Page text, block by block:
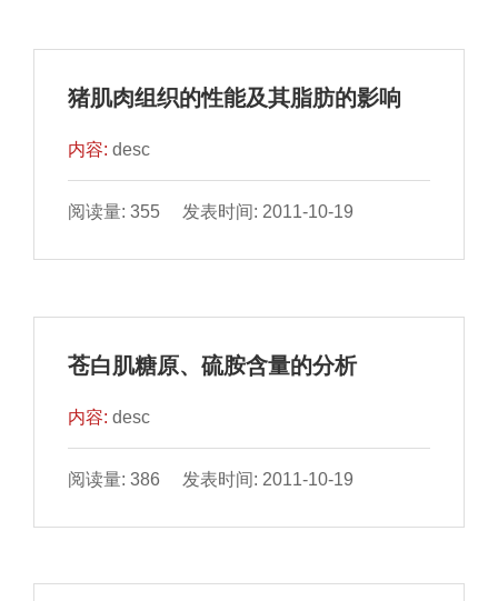
猪肌肉组织的性能及其脂肪的影响
内容:desc
阅读量: 355 发表时间: 2011-10-19
苍白肌糖原、硫胺含量的分析
内容:desc
阅读量: 386 发表时间: 2011-10-19